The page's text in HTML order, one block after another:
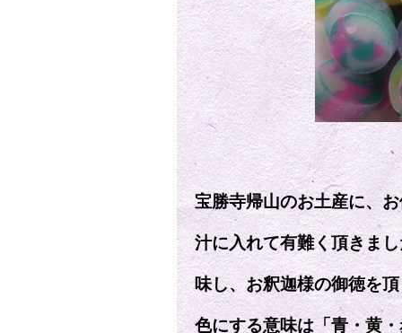
宝勝寺帰山のお土産に、
汁に入れて有難く頂きま
味し、お釈迦様の御徳を
色にする意味は「青・黄